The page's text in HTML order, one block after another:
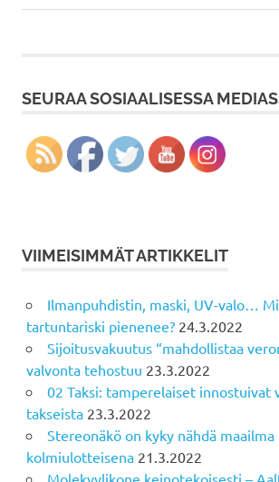
Post:
SEURAA SOSIAALISESSA
VIIMEISIMMÄT ARTIKKELIT
Ilmanpuhdistin, maski, UV-valo…
tartuntariski pienenee? 24.3.2022
Sijoitusvakuutus “mahdollistaa
valvonta tehostuu 23.3.2022
02 Taksi: tamperelaiset innostuivat
takseista 23.3.2022
Stereonäkö on kyky nähdä maailma
kolmiulotteisena 21.3.2022
Molekyylikone keinotekoisesti –